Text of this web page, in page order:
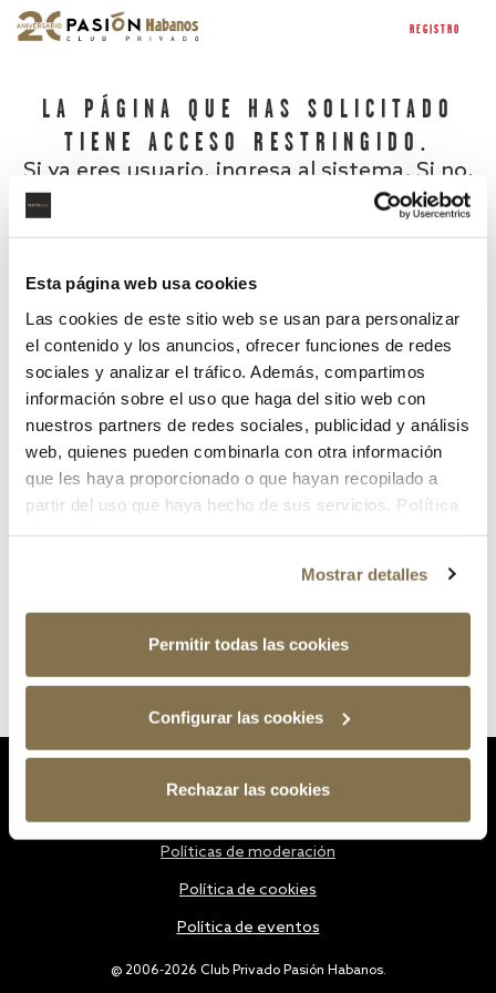
Esta página web usa cookies
Las cookies de este sitio web se usan para personalizar
el contenido y los anuncios, ofrecer funciones de redes
sociales y analizar el tráfico. Además, compartimos
información sobre el uso que haga del sitio web con
nuestros partners de redes sociales, publicidad y análisis
web, quienes pueden combinarla con otra información
que les haya proporcionado o que hayan recopilado a
partir del uso que haya hecho de sus servicios. Política
Mostrar detalles
Permitir todas las cookies
Configurar las cookies
Rechazar las cookies
REGISTRO
LA PÁGINA QUE HAS SOLICITADO
TIENE ACCESO RESTRINGIDO.
Si ya eres usuario, ingresa al sistema. Si no,
¿Has olvidado tu contraseña?
@ 2006-2026 Club Privado Pasión Habanos.
Políticas de moderación
Política de cookies
Política de eventos